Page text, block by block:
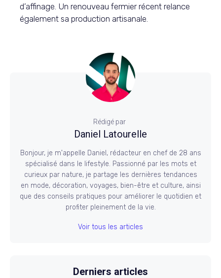
d’affinage. Un renouveau fermier récent relance
également sa production artisanale.
Rédigé par
Daniel Latourelle
Bonjour, je m'appelle Daniel, rédacteur en chef de 28 ans
spécialisé dans le lifestyle. Passionné par les mots et
curieux par nature, je partage les dernières tendances
en mode, décoration, voyages, bien-être et culture, ainsi
que des conseils pratiques pour améliorer le quotidien et
profiter pleinement de la vie.
Voir tous les articles
Derniers articles